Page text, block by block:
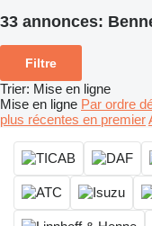
33 annonces:
Filtre
Trier: Mise en ligne
Mise en ligne Par ordre
plus récentes en premier